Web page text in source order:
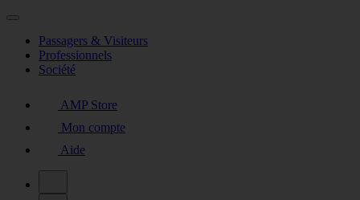
Passagers & Visiteurs
Professionnels
Société
AMP Store
Mon compte
Aide